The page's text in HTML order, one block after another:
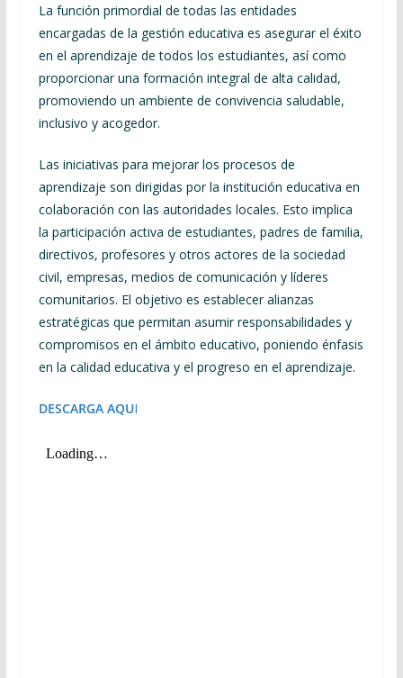
La función primordial de todas las entidades
encargadas de la gestión educativa es asegurar el éxito
en el aprendizaje de todos los estudiantes, así como
proporcionar una formación integral de alta calidad,
promoviendo un ambiente de convivencia saludable,
inclusivo y acogedor.
Las iniciativas para mejorar los procesos de
aprendizaje son dirigidas por la institución educativa en
colaboración con las autoridades locales. Esto implica
la participación activa de estudiantes, padres de familia,
directivos, profesores y otros actores de la sociedad
civil, empresas, medios de comunicación y líderes
comunitarios. El objetivo es establecer alianzas
estratégicas que permitan asumir responsabilidades y
compromisos en el ámbito educativo, poniendo énfasis
en la calidad educativa y el progreso en el aprendizaje.
DESCARGA AQUI